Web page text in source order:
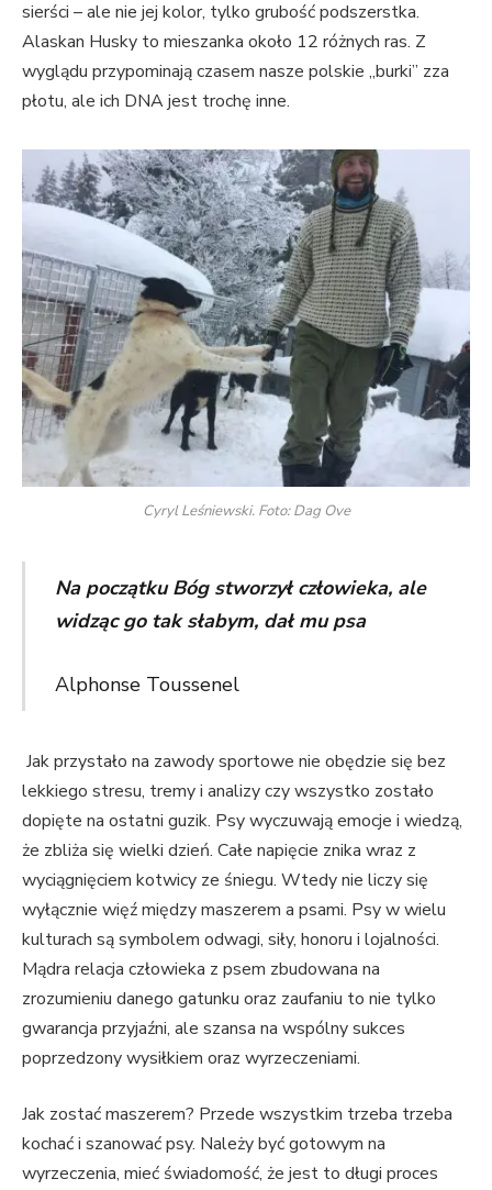
sierści – ale nie jej kolor, tylko grubość podszerstka.
Alaskan Husky to mieszanka około 12 różnych ras. Z
wyglądu przypominają czasem nasze polskie „burki” zza
płotu, ale ich DNA jest trochę inne.
Cyryl Leśniewski. Foto: Dag Ove
Na początku Bóg stworzył człowieka, ale
widząc go tak słabym, dał mu psa
Alphonse Toussenel
Jak przystało na zawody sportowe nie obędzie się bez
lekkiego stresu, tremy i analizy czy wszystko zostało
dopięte na ostatni guzik. Psy wyczuwają emocje i wiedzą,
że zbliża się wielki dzień. Całe napięcie znika wraz z
wyciągnięciem kotwicy ze śniegu. Wtedy nie liczy się
wyłącznie więź między maszerem a psami. Psy w wielu
kulturach są symbolem odwagi, siły, honoru i lojalności.
Mądra relacja człowieka z psem zbudowana na
zrozumieniu danego gatunku oraz zaufaniu to nie tylko
gwarancja przyjaźni, ale szansa na wspólny sukces
poprzedzony wysiłkiem oraz wyrzeczeniami.
Jak zostać maszerem? Przede wszystkim trzeba trzeba
kochać i szanować psy. Należy być gotowym na
wyrzeczenia, mieć świadomość, że jest to długi proces